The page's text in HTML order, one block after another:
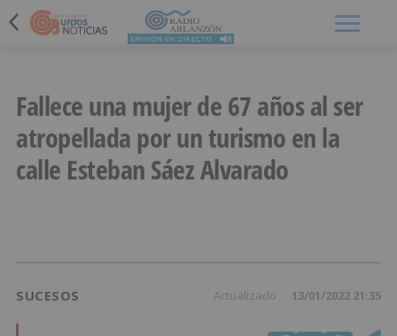
Fallece una mujer de 67 años al ser
atropellada por un turismo en la
calle Esteban Sáez Alvarado
SUCESOS Actualizado 13/01/2022 21:35